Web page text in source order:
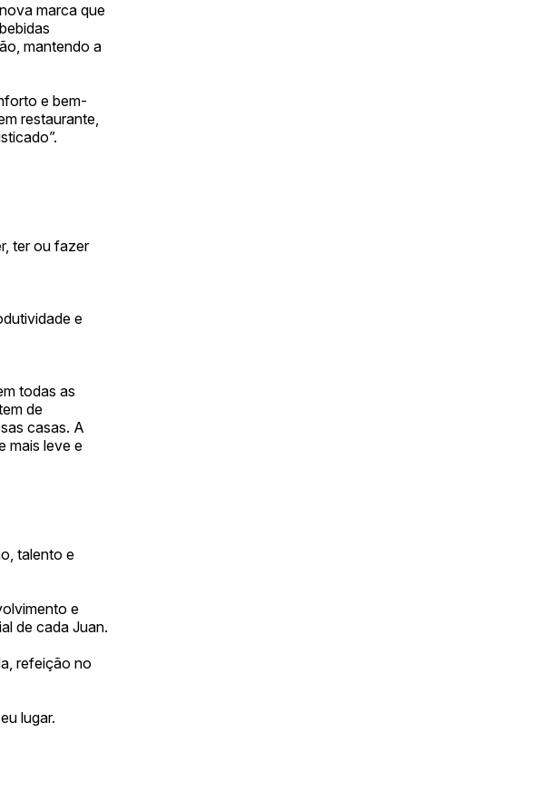
marca que
mantendo a
e bem-
restaurante,
ter ou fazer
e
todas as
de
casas. A
mais leve e
talento e
e
de cada Juan.
refeição no
lugar.